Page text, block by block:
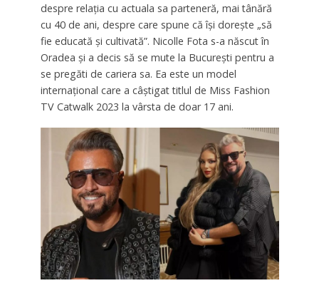
despre relația cu actuala sa parteneră, mai tânără
cu 40 de ani, despre care spune că își dorește „să
fie educată și cultivată”. Nicolle Fota s-a născut în
Oradea și a decis să se mute la București pentru a
se pregăti de cariera sa. Ea este un model
internațional care a câștigat titlul de Miss Fashion
TV Catwalk 2023 la vârsta de doar 17 ani.